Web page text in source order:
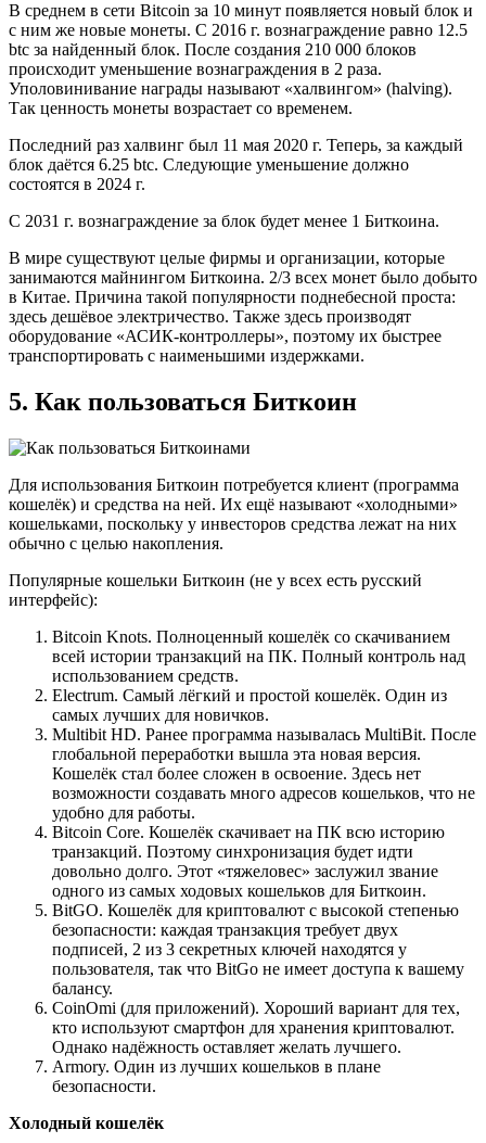
В среднем в сети Bitcoin за 10 минут появляется новый блок и
с ним же новые монеты. С 2016 г. вознаграждение равно 12.5
btc за найденный блок. После создания 210 000 блоков
происходит уменьшение вознаграждения в 2 раза.
Уполовинивание награды называют «халвингом» (halving).
Так ценность монеты возрастает со временем.
Последний раз халвинг был 11 мая 2020 г. Теперь, за каждый
блок даётся 6.25 btc. Следующие уменьшение должно
состоятся в 2024 г.
С 2031 г. вознаграждение за блок будет менее 1 Биткоина.
В мире существуют целые фирмы и организации, которые
занимаются майнингом Биткоина. 2/3 всех монет было добыто
в Китае. Причина такой популярности поднебесной проста:
здесь дешёвое электричество. Также здесь производят
оборудование «АСИК-контроллеры», поэтому их быстрее
транспортировать с наименьшими издержками.
5. Как пользоваться Биткоин
Для использования Биткоин потребуется клиент (программа
кошелёк) и средства на ней. Их ещё называют «холодными»
кошельками, поскольку у инвесторов средства лежат на них
обычно с целью накопления.
Популярные кошельки Биткоин (не у всех есть русский
интерфейс):
Bitcoin Knots. Полноценный кошелёк со скачиванием
всей истории транзакций на ПК. Полный контроль над
использованием средств.
Electrum. Самый лёгкий и простой кошелёк. Один из
самых лучших для новичков.
Multibit HD. Ранее программа называлась MultiBit. После
глобальной переработки вышла эта новая версия.
Кошелёк стал более сложен в освоение. Здесь нет
возможности создавать много адресов кошельков, что не
удобно для работы.
Bitcoin Core. Кошелёк скачивает на ПК всю историю
транзакций. Поэтому синхронизация будет идти
довольно долго. Этот «тяжеловес» заслужил звание
одного из самых ходовых кошельков для Биткоин.
BitGO. Кошелёк для криптовалют с высокой степенью
безопасности: каждая транзакция требует двух
подписей, 2 из 3 секретных ключей находятся у
пользователя, так что BitGo не имеет доступа к вашему
балансу.
CoinOmi (для приложений). Хороший вариант для тех,
кто используют смартфон для хранения криптовалют.
Однако надёжность оставляет желать лучшего.
Armory. Один из лучших кошельков в плане
безопасности.
Холодный кошелёк